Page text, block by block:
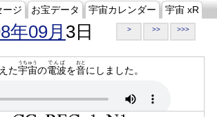
ージ お宝データ 宇宙カレンダー 宇宙 xR
年09月 3日 > >> >>>
えた宇宙
うちゅう
の電波
でんぱ
を音
おと
にしました。